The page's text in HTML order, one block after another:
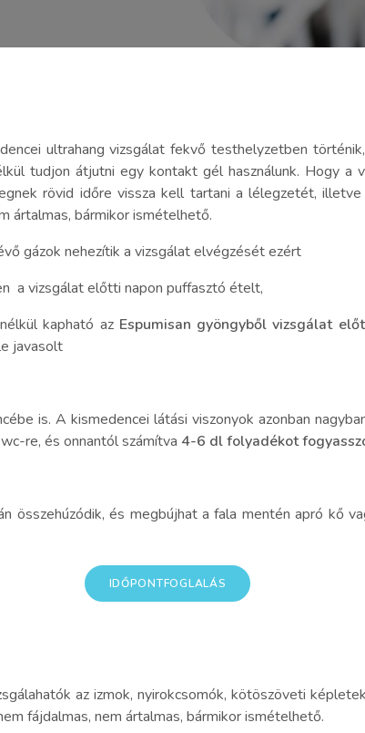
ultrahang vizsgálat fekvő testhelyzetben
tudjon átjutni egy kontakt gél használunk. Hogy a
rövid időre vissza kell tartani a lélegzetét,
ártalmas, bármikor ismételhető.
gázok nehezítik a vizsgálat elvégzését ezért
a vizsgálat előtti napon puffasztó ételt,
kapható az Espumisan gyöngybőlvizsgálat
javasolt
is. A kismedencei látási viszonyok azonban
re, és onnantól számítva 4-6 dl folyadékot
összehúzódik, és megbújhat a fala mentén apró kő
IDŐPONTFOGLALÁS
az izmok, nyirokcsomók, kötöszöveti
fájdalmas, nem ártalmas, bármikor ismételhető.